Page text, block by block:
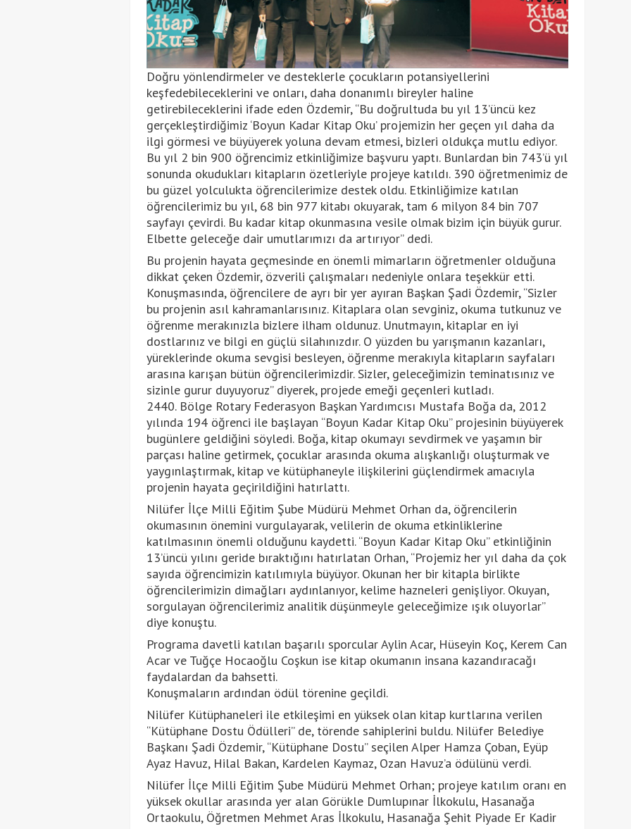
Doğru yönlendirmeler ve desteklerle çocukların potansiyellerini
keşfedebileceklerini ve onları, daha donanımlı bireyler haline
getirebileceklerini ifade eden Özdemir, “Bu doğrultuda bu yıl 13’üncü kez
gerçekleştirdiğimiz ‘Boyun Kadar Kitap Oku’ projemizin her geçen yıl daha da
ilgi görmesi ve büyüyerek yoluna devam etmesi, bizleri oldukça mutlu ediyor.
Bu yıl 2 bin 900 öğrencimiz etkinliğimize başvuru yaptı. Bunlardan bin 743’ü yıl
sonunda okudukları kitapların özetleriyle projeye katıldı. 390 öğretmenimiz de
bu güzel yolculukta öğrencilerimize destek oldu. Etkinliğimize katılan
öğrencilerimiz bu yıl, 68 bin 977 kitabı okuyarak, tam 6 milyon 84 bin 707
sayfayı çevirdi. Bu kadar kitap okunmasına vesile olmak bizim için büyük gurur.
Elbette geleceğe dair umutlarımızı da artırıyor” dedi.
Bu projenin hayata geçmesinde en önemli mimarların öğretmenler olduğuna
dikkat çeken Özdemir, özverili çalışmaları nedeniyle onlara teşekkür etti.
Konuşmasında, öğrencilere de ayrı bir yer ayıran Başkan Şadi Özdemir, “Sizler
bu projenin asıl kahramanlarısınız. Kitaplara olan sevginiz, okuma tutkunuz ve
öğrenme merakınızla bizlere ilham oldunuz. Unutmayın, kitaplar en iyi
dostlarınız ve bilgi en güçlü silahınızdır. O yüzden bu yarışmanın kazanları,
yüreklerinde okuma sevgisi besleyen, öğrenme merakıyla kitapların sayfaları
arasına karışan bütün öğrencilerimizdir. Sizler, geleceğimizin teminatısınız ve
sizinle gurur duyuyoruz” diyerek, projede emeği geçenleri kutladı.
2440. Bölge Rotary Federasyon Başkan Yardımcısı Mustafa Boğa da, 2012
yılında 194 öğrenci ile başlayan “Boyun Kadar Kitap Oku” projesinin büyüyerek
bugünlere geldiğini söyledi. Boğa, kitap okumayı sevdirmek ve yaşamın bir
parçası haline getirmek, çocuklar arasında okuma alışkanlığı oluşturmak ve
yaygınlaştırmak, kitap ve kütüphaneyle ilişkilerini güçlendirmek amacıyla
projenin hayata geçirildiğini hatırlattı.
Nilüfer İlçe Milli Eğitim Şube Müdürü Mehmet Orhan da, öğrencilerin
okumasının önemini vurgulayarak, velilerin de okuma etkinliklerine
katılmasının önemli olduğunu kaydetti. “Boyun Kadar Kitap Oku” etkinliğinin
13’üncü yılını geride bıraktığını hatırlatan Orhan, “Projemiz her yıl daha da çok
sayıda öğrencimizin katılımıyla büyüyor. Okunan her bir kitapla birlikte
öğrencilerimizin dimağları aydınlanıyor, kelime hazneleri genişliyor. Okuyan,
sorgulayan öğrencilerimiz analitik düşünmeyle geleceğimize ışık oluyorlar”
diye konuştu.
Programa davetli katılan başarılı sporcular Aylin Acar, Hüseyin Koç, Kerem Can
Acar ve Tuğçe Hocaoğlu Coşkun ise kitap okumanın insana kazandıracağı
faydalardan da bahsetti.
Konuşmaların ardından ödül törenine geçildi.
Nilüfer Kütüphaneleri ile etkileşimi en yüksek olan kitap kurtlarına verilen
“Kütüphane Dostu Ödülleri” de, törende sahiplerini buldu. Nilüfer Belediye
Başkanı Şadi Özdemir, “Kütüphane Dostu” seçilen Alper Hamza Çoban, Eyüp
Ayaz Havuz, Hilal Bakan, Kardelen Kaymaz, Ozan Havuz’a ödülünü verdi.
Nilüfer İlçe Milli Eğitim Şube Müdürü Mehmet Orhan; projeye katılım oranı en
yüksek okullar arasında yer alan Görükle Dumlupınar İlkokulu, Hasanağa
Ortaokulu, Öğretmen Mehmet Aras İlkokulu, Hasanağa Şehit Piyade Er Kadir